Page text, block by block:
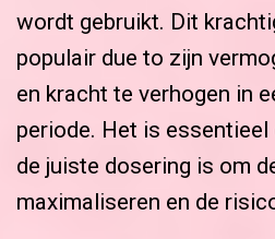
wordt gebruikt. Dit
populair due to zijn
en kracht te verhogen in
periode. Het is
de juiste dosering is om
maximaliseren en de